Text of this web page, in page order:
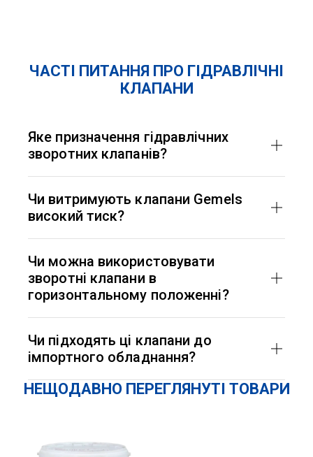
ЧАСТІ ПИТАННЯ ПРО ГІДРАВЛІЧНІ
КЛАПАНИ
Яке призначення гідравлічних
зворотних клапанів?
зворотного потоку рідини в гідравлічних
системах, що захищає обладнання від
пошкоджень і забезпечує безпеку роботи
системи.
Чи витримують клапани Gemels
високий тиск?
високим тиском, здатні витримувати до сотень
бар, що підтверджується технічними
випробуваннями та сертифікацією.
Чи можна використовувати
зворотні клапани в
горизонтальному положенні?
дозволяє встановлення в будь-якому
положенні, включаючи горизонтальне, без
втрати їх працездатності.
Чи підходять ці клапани до
імпортного обладнання?
Гідравлічні клапани Gemels сумісні з більшістю
імпортного гідравлічного обладнання завдяки
НЕЩОДАВНО ПЕРЕГЛЯНУТІ ТОВАРИ